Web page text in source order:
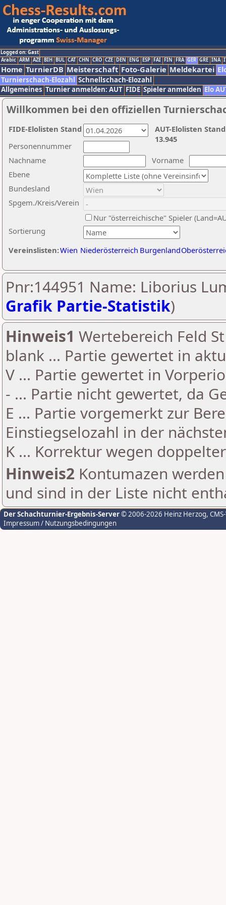
Logged on: Gast
Arabic ARM AZE BIH BUL CAT CHN CRO CZE DEN ENG ESP FAI FIN FRA GER GRE INA
Home TurnierDB Meisterschaft Foto-Galerie Meldekartei
Turnierschach-Elozahl Schnellschach-Elozahl
Allgemeines Turnier anmelden: AUT FIDE Spieler anmelden Elo
Willkommen bei den offiziellen
Nachname
Vorname
Ebene
Sortierung
Personennummer
Bundesland
Spgem./Kreis/Verein
Nur "österreichische" Spieler
Vereinslisten:Wien Niederösterreich Burgenland
AUT-Elolisten
13.945
FIDE-Elolisten Stand
Pnr:144951 Name: Liborius
Grafik Partie-Statistik)
Hinweis1 Wertebereich Feld
blank ... Partie gewertet in
V ... Partie gewertet in
- ... Partie nicht gewertet, da
E ... Partie vorgemerkt zur
Einstiegselozahl in der
K ... Korrektur wegen
Hinweis2 Kontumazen
und sind in der Liste nicht
Der Schachturnier-Ergebnis-Server© 2006-2026 Heinz Herzog,
Impressum / Nutzungsbedingungen